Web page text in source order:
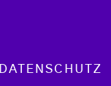
DATENSCHUTZ